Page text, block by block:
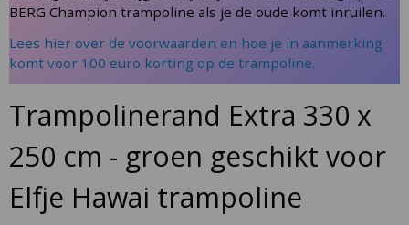
BERG Champion trampoline als je de oude komt inruilen.
Lees hier over de voorwaarden en hoe je in aanmerking
komt voor 100 euro korting op de trampoline.
Trampolinerand Extra 330 x
250 cm - groen geschikt voor
Elfje Hawai trampoline
beginning
the
images